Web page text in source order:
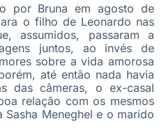
por Bruna em agosto de
o filho de Leonardo nas
assumidos, passaram a
juntos, ao invés de
sobre a vida amorosa
até então nada havia
das câmeras, o ex-casal
relação com os mesmos
Meneghel e o marido